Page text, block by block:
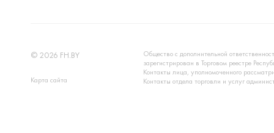
© 2026 FH.BY
Карта сайта
Общество с дополнительной
зарегистрирован в Торговом реестре
Контакты лица, уполномоченного
Контакты отдела торговли и услуг